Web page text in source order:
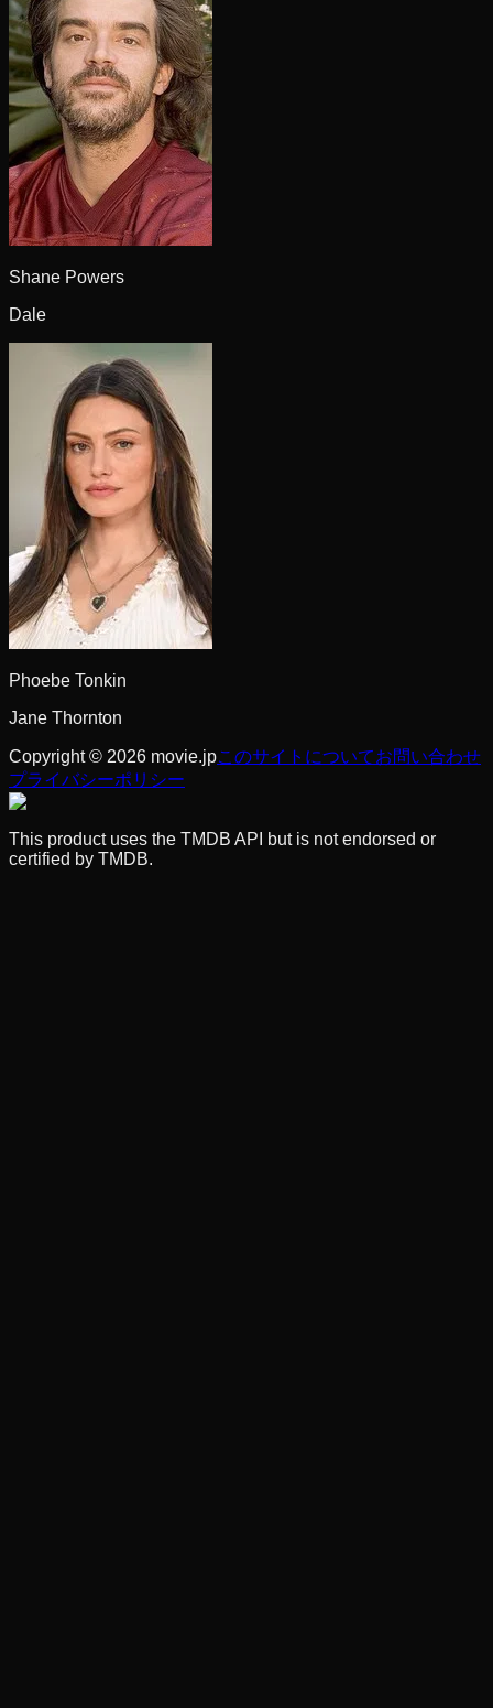
Shane Powers
Dale
Phoebe Tonkin
Jane Thornton
Copyright © 2026 movie.jpこのサイトについてお問い合わせ
プライバシーポリシー
This product uses the TMDB API but is not endorsed or
certified by TMDB.